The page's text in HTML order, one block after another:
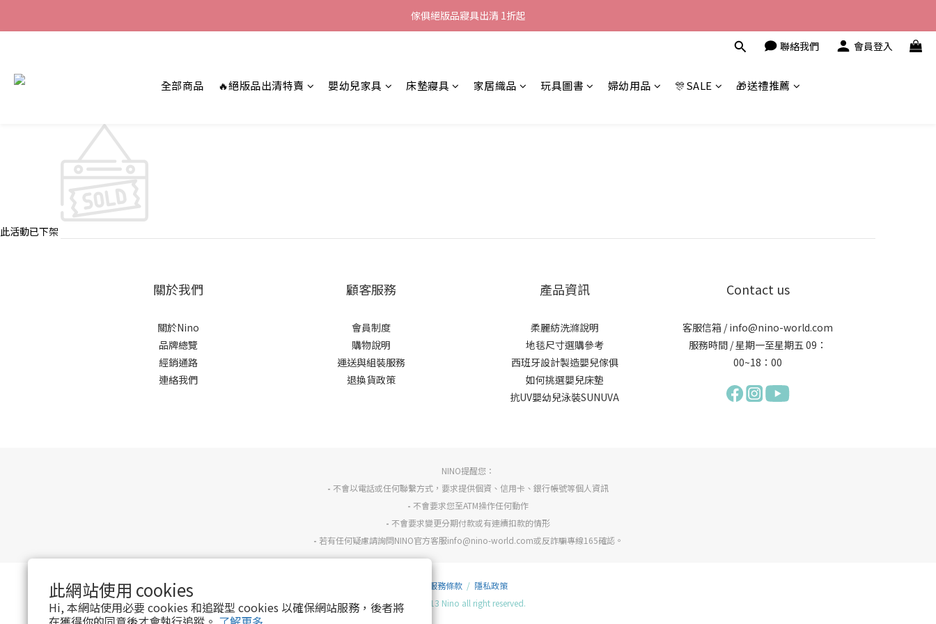
此網站使用 cookies
Hi, 本網站使用必要 cookies 和追蹤型 cookies 以確保網站服務，後者將
加入LINE好友就送您200元折價卷
傢俱絕版品寢具出清 1折起
加入LINE好友就送您200元折價卷
聯絡我們 會員登入
全部商品 🔥絕版品出清特賣 嬰幼兒家具 床墊寢具 家居織品 玩具圖書 婦幼用品 🎊SALE 🎁送禮推薦
此活動已下架
關於我們
關於Nino
品牌總覽
經銷通路
連絡我們
顧客服務
會員制度
購物說明
運送與組裝服務
退換貨政策
產品資訊
柔麗紡洗滌說明
地毯尺寸選購參考
西班牙設計製造嬰兒傢俱
如何挑選嬰兒床墊
抗UV嬰幼兒泳裝SUNUVA
Contact us
客服信箱 / info@nino-world.com
服務時間 / 星期一至星期五 09：
00~18：00
NINO提醒您：
- 不會以電話或任何聯繫方式，要求提供個資、信用卡、銀行帳號等個人資訊
- 不會要求您至ATM操作任何動作
- 不會要求變更分期付款或有連續扣款的情形
- 若有任何疑慮請詢問NINO官方客服info@nino-world.com或反詐騙專線165確認。
服務條款/ 隱私政策
© 2013 Nino all right reserved.